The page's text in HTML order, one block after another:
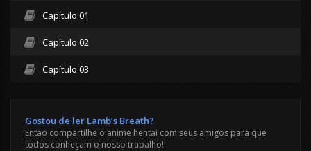
Capítulo 01
Capítulo 02
Capítulo 03
Gostou de ler Lamb’s Breath?
Então compartilhe o anime hentai com seus amigos para que
todos conheçam o nosso trabalho!